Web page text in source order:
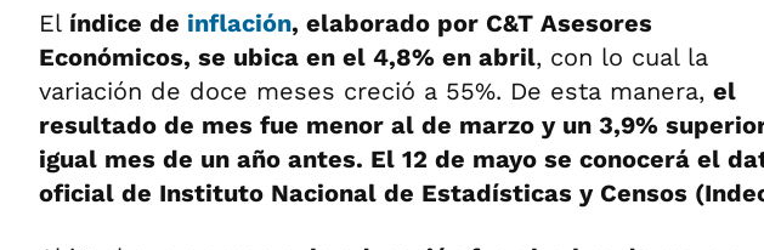
El índice de inflación, elaborado por C&T Asesores
Económicos, se ubica en el 4,8% en abril, con lo cual la
variación de doce meses creció a 55%. De esta manera, el
resultado de mes fue menor al de marzo y un 3,9%
igual mes de un año antes. El 12 de mayo se conocerá el
oficial de Instituto Nacional de Estadísticas y Censos